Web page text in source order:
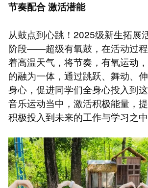
节奏配合 激活潜能
从鼓点到心跳！2025级新生拓展
阶段——超级有氧鼓，在活动过
着高温天气，将节奏，有氧运动
的融为一体，通过跳跃、舞动、
身心，促进同学们全身心投入到
音乐运动当中，激活积极能量，
积极投入到未来的工作与学习之中